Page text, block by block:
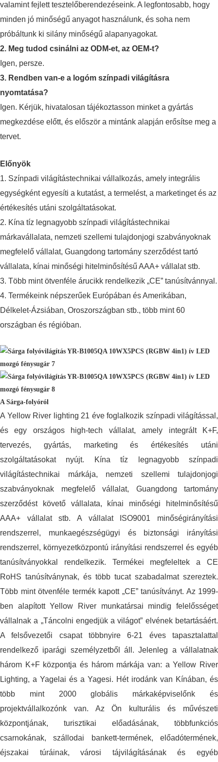
valamint fejlett tesztelőberendezéseink. A legfontosabb, hogy
minden jó minőségű anyagot használunk, és soha nem
próbáltunk ki silány minőségű alapanyagokat.
2. Meg tudod csinálni az ODM-et, az OEM-t?
Igen, persze.
3. Rendben van-e a logóm színpadi világításra
nyomtatása?
Igen. Kérjük, hivatalosan tájékoztasson minket a gyártás
megkezdése előtt, és először a mintánk alapján erősítse meg a
tervet.
Előnyök
1. Színpadi világítástechnikai vállalkozás, amely integrális
egységként egyesíti a kutatást, a termelést, a marketinget és az
értékesítés utáni szolgáltatásokat.
2. Kína tíz legnagyobb színpadi világítástechnikai
márkavállalata, nemzeti szellemi tulajdonjogi szabványoknak
megfelelő vállalat, Guangdong tartomány szerződést tartó
vállalata, kínai minőségi hitelminősítésű AAA+ vállalat stb.
3. Több mint ötvenféle árucikk rendelkezik „CE” tanúsítvánnyal.
4. Termékeink népszerűek Európában és Amerikában,
Délkelet-Ázsiában, Oroszországban stb., több mint 60
országban és régióban.
A Sárga-folyóról
A Yellow River lighting 21 éve foglalkozik színpadi világítással,
és egy országos high-tech vállalat, amely integrált K+F,
tervezés, gyártás, marketing és értékesítés utáni
szolgáltatásokat nyújt. Kína tíz legnagyobb színpadi
világítástechnikai márkája, nemzeti szellemi tulajdonjogi
szabványoknak megfelelő vállalat, Guangdong tartomány
szerződést követő vállalata, kínai minőségi hitelminősítésű
AAA+ vállalat stb. A vállalat ISO9001 minőségirányítási
rendszerrel, munkaegészségügyi és biztonsági irányítási
rendszerrel, környezetközpontú irányítási rendszerrel és egyéb
tanúsítványokkal rendelkezik. Termékei megfeleltek a CE
RoHS tanúsítványnak, és több tucat szabadalmat szereztek.
Több mint ötvenféle termék kapott „CE” tanúsítványt. Az 1999-
ben alapított Yellow River munkatársai mindig felelősséget
vállalnak a „Táncolni engedjük a világot” elvének betartásáért.
A felsővezetői csapat többnyire 6-21 éves tapasztalattal
rendelkező iparági személyzetből áll. Jelenleg a vállalatnak
három K+F központja és három márkája van: a Yellow River
Lighting, a Yagelai és a Yagesi. Hét irodánk van Kínában, és
több mint 2000 globális márkaképviselőnk és
projektvállalkozónk van. Az Ön kulturális és művészeti
központjának, turisztikai előadásának, többfunkciós
csarnokának, szállodai bankett-termének, előadótermének,
éjszakai túráinak, városi tájvilágításának és egyéb